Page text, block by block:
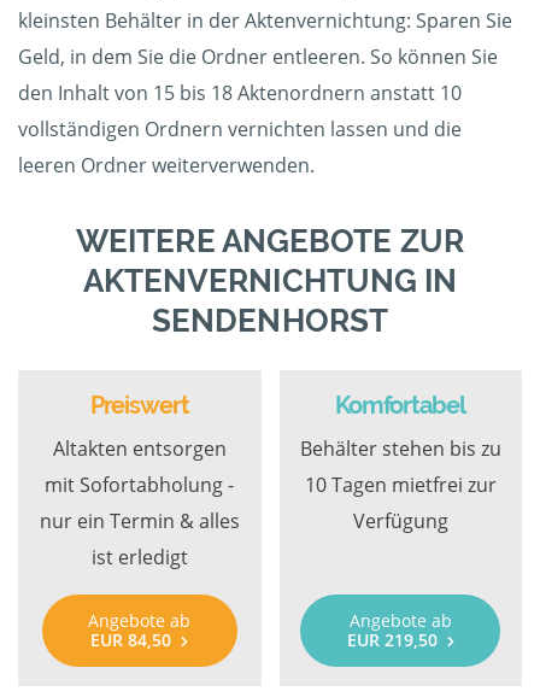
kleinsten Behälter in der Aktenvernichtung: Sparen Sie
Geld, in dem Sie die Ordner entleeren. So können Sie
den Inhalt von 15 bis 18 Aktenordnern anstatt 10
vollständigen Ordnern vernichten lassen und die
leeren Ordner weiterverwenden.
WEITERE ANGEBOTE ZUR
AKTENVERNICHTUNG IN
SENDENHORST
Preiswert
Altakten entsorgen
mit Sofortabholung -
nur ein Termin & alles
ist erledigt
Angebote ab
EUR 84,50
Komfortabel
Behälter stehen bis zu
10 Tagen mietfrei zur
Verfügung
Angebote ab
EUR 219,50